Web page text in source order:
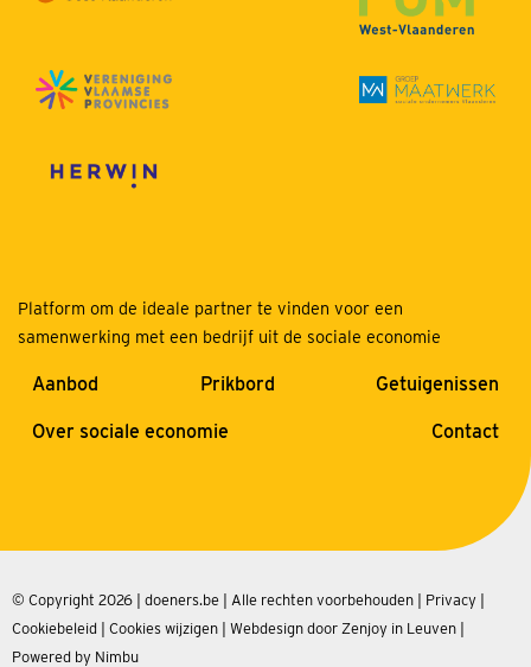
Platform om de ideale partner te vinden voor een
samenwerking met een bedrijf uit de sociale economie
Aanbod Prikbord Getuigenissen
Over sociale economie Contact
© Copyright 2026 | doeners.be | Alle rechten voorbehouden | Privacy
Cookiebeleid
Cookies wijzigen Webdesign door Zenjoy in Leuven
Powered by Nimbu